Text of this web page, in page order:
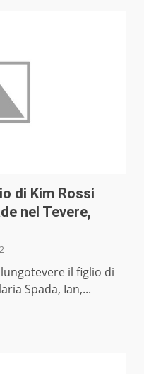
di Kim Rossi
nel Tevere,
il figlio di
Spada, Ian,...